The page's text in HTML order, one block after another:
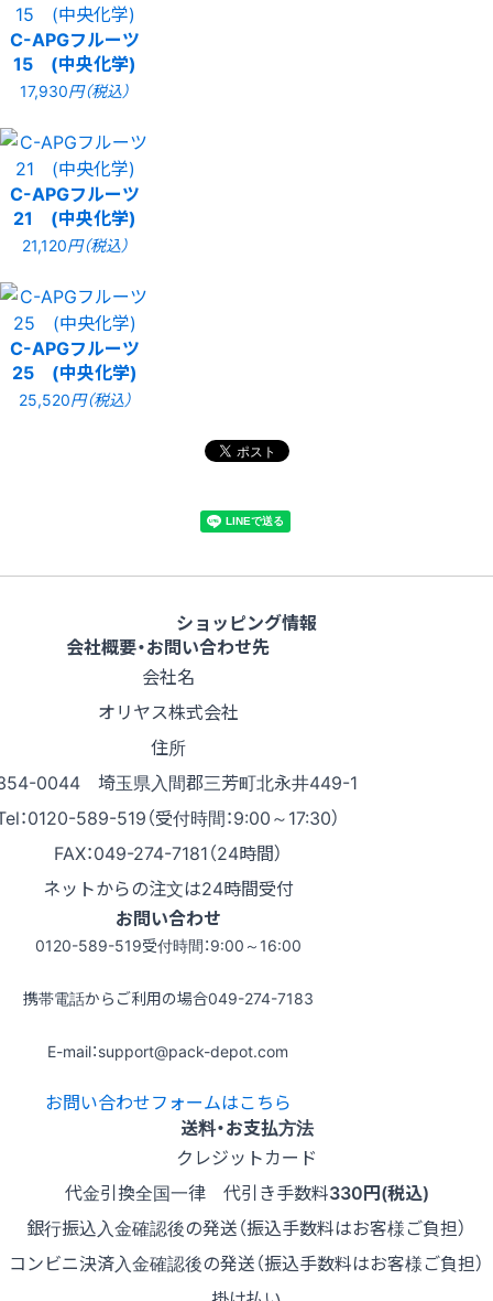
C-APGフルーツ
15 (中央化学)
17,930円（税込）
C-APGフルーツ
21 (中央化学)
21,120円（税込）
C-APGフルーツ
25 (中央化学)
25,520円（税込）
ショッピング情報
会社概要・お問い合わせ先
会社名
オリヤス株式会社
住所
0044 埼玉県入間郡三芳町北永井449-1
：0120-589-519（受付時間：9:00～17:30）
FAX：049-274-7181（24時間）
ネットからの注文は24時間受付
お問い合わせ
0120-589-519受付時間：9:00～16:00
携帯電話からご利用の場合049-274-7183
E-mail：support@pack-depot.com
お問い合わせフォームはこちら
送料・お支払方法
クレジットカード
代金引換全国一律 代引き手数料330円(税込)
銀行振込入金確認後の発送（振込手数料はお客様ご負担）
コンビニ決済入金確認後の発送（振込手数料はお客様ご負担）